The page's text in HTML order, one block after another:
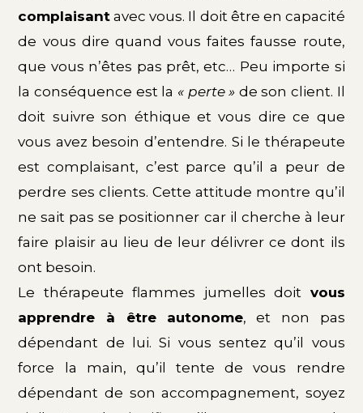
complaisant avec vous. Il doit être en capacité
de vous dire quand vous faites fausse route,
que vous n’êtes pas prêt, etc… Peu importe si
la conséquence est la « perte » de son client. Il
doit suivre son éthique et vous dire ce que
vous avez besoin d’entendre. Si le thérapeute
est complaisant, c’est parce qu’il a peur de
perdre ses clients. Cette attitude montre qu’il
ne sait pas se positionner car il cherche à leur
faire plaisir au lieu de leur délivrer ce dont ils
ont besoin.
Le thérapeute flammes jumelles doit vous
apprendre à être
autonome, et non pas
dépendant de lui. Si vous sentez qu’il vous
force la main, qu’il tente de vous rendre
dépendant de son accompagnement, soyez